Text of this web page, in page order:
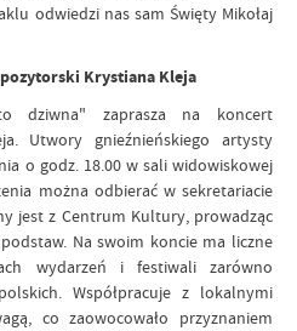
odwiedzi nas sam Święty Mikołaj
Krystiana Kleja
dziwna" zaprasza na koncert
Utwory gnieźnieńskiego artysty
o godz. 18.00 w sali widowiskowej
można odbierać w sekretariacie
jest z Centrum Kultury, prowadząc
Na swoim koncie ma liczne
wydarzeń i festiwali zarówno
Współpracuje z lokalnymi
co zaowocowało przyznaniem